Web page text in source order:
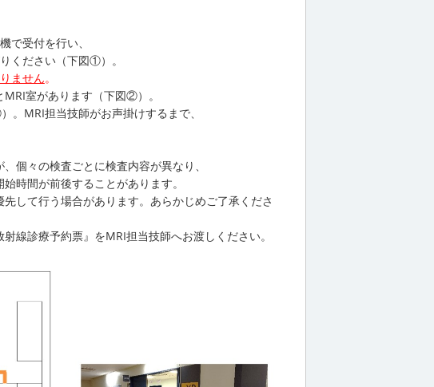
で受付を行い、
ください（下図①）。
ません。
室があります（下図②）。
。MRI担当技師がお声掛けするまで、
個々の検査ごとに検査内容が異なり、
時間が前後することがあります。
して行う場合があります。あらかじめご了承くださ
線診療予約票』をMRI担当技師へお渡しください。